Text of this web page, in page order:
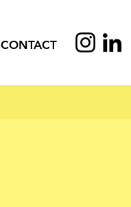
CONTACT